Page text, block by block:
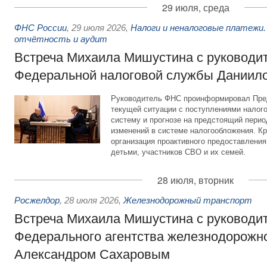
29 июля, среда
ФНС России, 29 июля 2026, Налоги и неналоговые
отчётность и аудит
Встреча Михаила Мишустина с
Федеральной налоговой службы
Руководитель ФНС проинформировал
текущей ситуации с поступлениями
систему и прогнозе на предстоящий
изменений в системе налогообложения.
организация проактивного
детьми, участников СВО и их семей.
28 июля, вторник
Росжелдор, 28 июля 2026, Железнодорожный транспорт
Встреча Михаила Мишустина с
Федерального агентства
Александром Сахаровым